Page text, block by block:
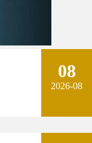
08
2026-08